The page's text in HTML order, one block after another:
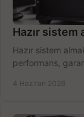
Hazır sistem
Hazır sistem
performans,
4 Haziran 2026